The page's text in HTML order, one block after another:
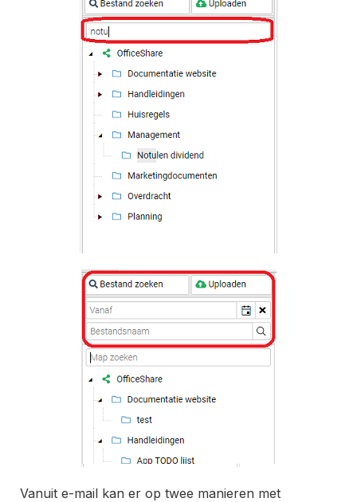
Vanuit e-mail kan er op twee manieren met